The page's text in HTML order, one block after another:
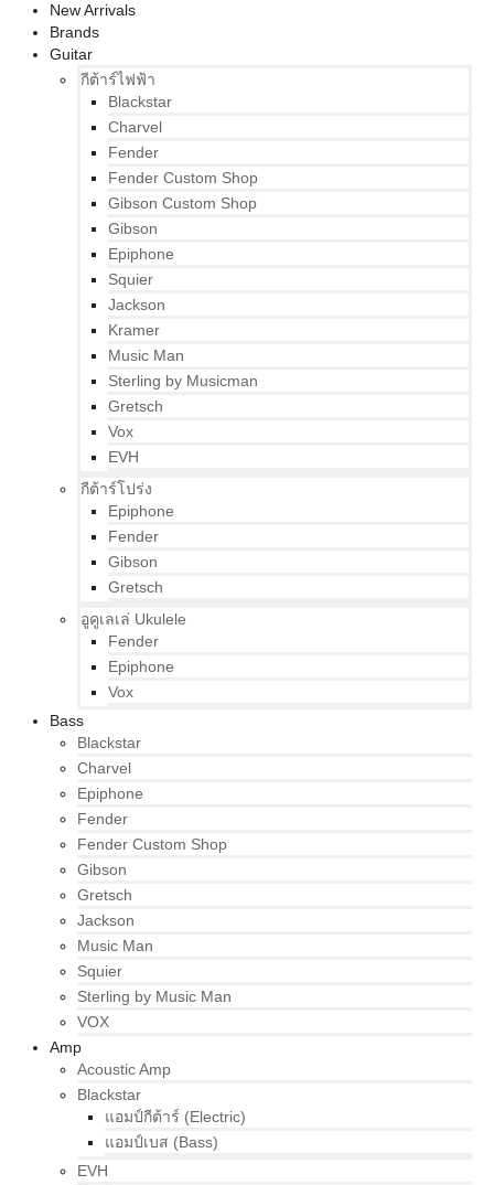
New Arrivals
Brands
Guitar
กีต้าร์ไฟฟ้า
Blackstar
Charvel
Fender
Fender Custom Shop
Gibson Custom Shop
Gibson
Epiphone
Squier
Jackson
Kramer
Music Man
Sterling by Musicman
Gretsch
Vox
EVH
กีต้าร์โปร่ง
Epiphone
Fender
Gibson
Gretsch
อูคูเลเล่ Ukulele
Fender
Epiphone
Vox
Bass
Blackstar
Charvel
Epiphone
Fender
Fender Custom Shop
Gibson
Gretsch
Jackson
Music Man
Squier
Sterling by Music Man
VOX
Amp
Acoustic Amp
Blackstar
แอมป์กีต้าร์ (Electric)
แอมป์เบส (Bass)
EVH